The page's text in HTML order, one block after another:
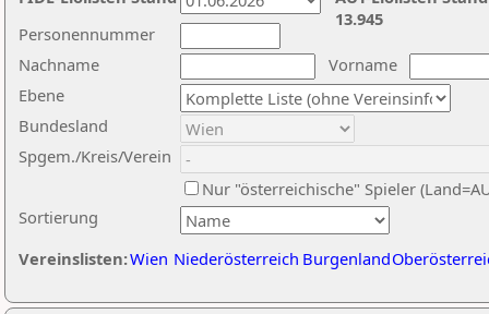
Nachname
Vorname
Ebene
Sortierung
Personennummer
Bundesland
Spgem./Kreis/Verein
Nur "österreichische" Spieler
Vereinslisten:Wien Niederösterreich Burgenland
13.945